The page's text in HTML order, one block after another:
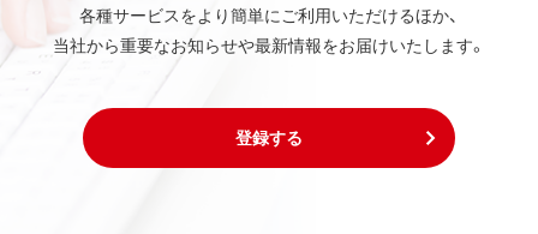
各種サービスをより簡単にご利用いただけるほか、
当社から重要なお知らせや最新情報をお届けいたします。
登録する